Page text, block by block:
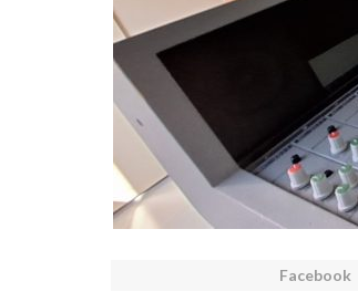
Facebook